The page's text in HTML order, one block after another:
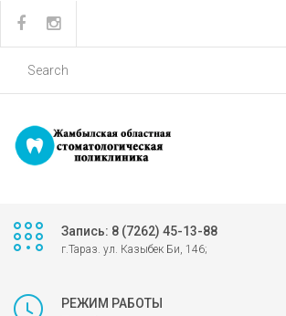
Запись: 8 (7262) 45-13-88
г.Тараз. ул. Казыбек Би, 146;
РЕЖИМ РАБОТЫ